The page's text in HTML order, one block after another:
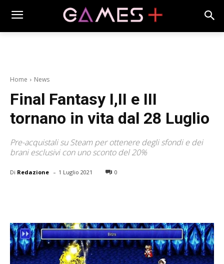
Home News
Final Fantasy I,II e III
tornano in vita dal 28 Luglio
Pre-acquistali su Steam per ottenere degli sfondi e dei
brani esclusivi con uno sconto del 20%
Di Redazione - 1 Luglio 2021 0